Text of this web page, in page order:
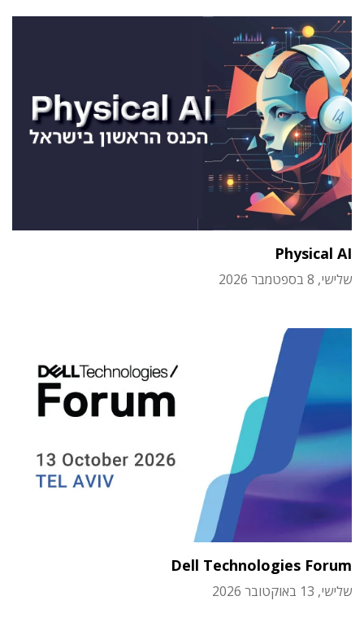
Physical AI
שלישי, 8 בספטמבר 2026
Dell Technologies Forum
שלישי, 13 באוקטובר 2026